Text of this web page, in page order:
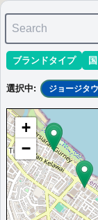
マリオット最新情報
1 - 6 件 / 全 6 件
並び替え:
コートヤー
現代の旅行者のた
に最適なペナンの
マレーシアジョ
Search
ブランドタイプ 国
選択中: ジョージタ
+
−